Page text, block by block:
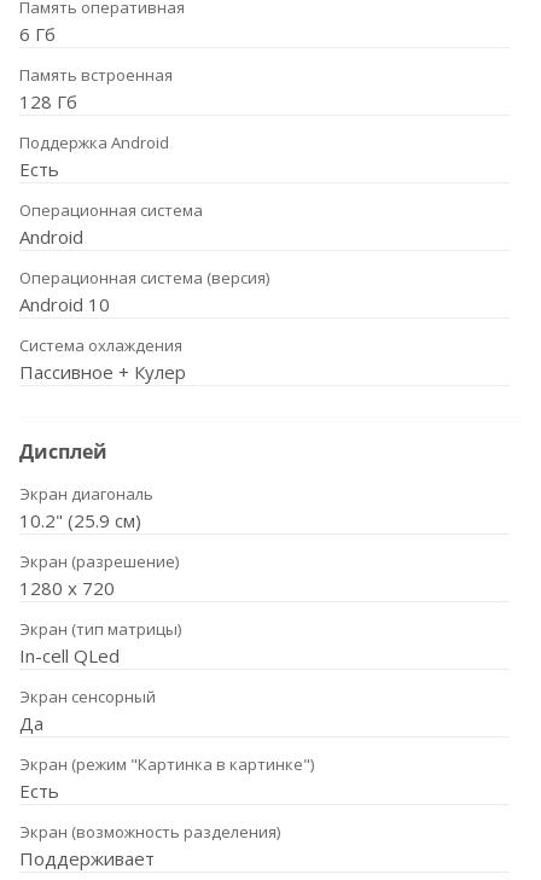
Память оперативная
6 Гб
Память встроенная
128 Гб
Поддержка Android
Есть
Операционная система
Android
Операционная система (версия)
Android 10
Система охлаждения
Пассивное + Кулер
Дисплей
Экран диагональ
10.2" (25.9 см)
Экран (разрешение)
1280 х 720
Экран (тип матрицы)
In-cell QLed
Экран сенсорный
Да
Экран (режим "Картинка в картинке")
Есть
Экран (возможность разделения)
Поддерживает